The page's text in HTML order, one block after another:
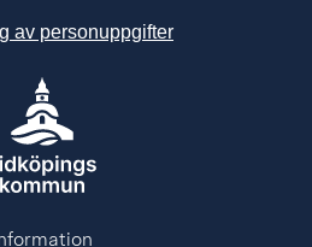
av personuppgifter